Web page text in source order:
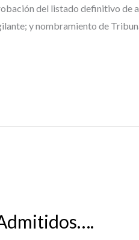
del listado definitivo
y nombramiento de